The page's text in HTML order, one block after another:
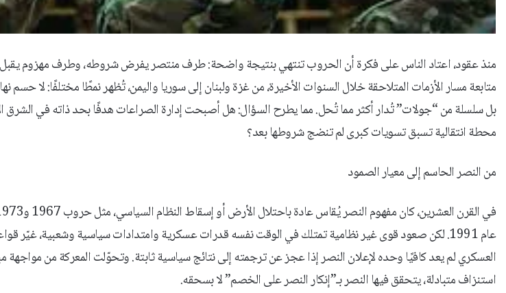
منذ عقود، اعتاد الناس على فكرة أن الحروب تنتهي بنتيجة واضحة: طرف منتصر يفرض شروطه، وطرف مهزوم
متابعة مسار الأزمات المتلاحقة خلال السنوات الأخيرة، من غزة ولبنان إلى سوريا واليمن، تُظهر نمطًا مختلفًا: لا حسم
بل سلسلة من “جولات” تُدار أكثر مما تُحل. مما يطرح السؤال: هل أصبحت إدارة الصراعات هدفًا بحد ذاته في الشرق
محطة انتقالية تسبق تسويات كبرى لم تنضج شروطها بعد؟
من النصر الحاسم إلى معيار الصمود
عام 1991. لكن صعود قوى غير نظامية تمتلك في الوقت نفسه قدرات عسكرية وامتدادات سياسية وشعبية، غيّر
العسكري لم يعد كافيًا وحده لإعلان النصر إذا عجز عن ترجمته إلى نتائج سياسية ثابتة. وتحوّلت المعركة من
استنزاف متبادلة، يتحقق فيها النصر بـ”إنكار النصر على الخصم” لا بسحقه.